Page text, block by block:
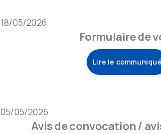
18/05/2026
Formulaire de
Lire le communiqué
05/05/2026
Avis de convocation /